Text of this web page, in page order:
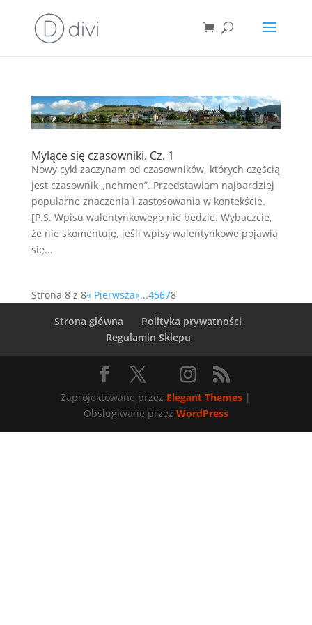
Mylące się czasowniki. Cz. 1
Nowy cykl zaczynam od czasowników, których częścią
jest czasownik „nehmen”. Przedstawiam najbardziej
popularne znaczenia i zastosowania w kontekście.
[P.S. Wpisu walentynkowego nie będzie. Wybaczcie,
że nie skomentuję, jeśli wpisy walentynkowe pojawią
się...
Strona 8 z 8« Pierwsza«...45678
Strona główna
Polityka prywatności
Regulamin Sklepu
Zaprojektowane przez Elegant Themes |
Obsługiwane przez WordPress